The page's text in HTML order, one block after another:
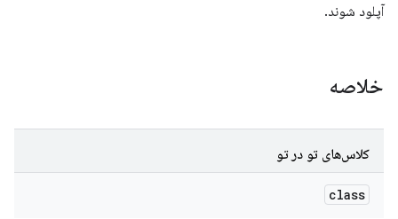
آپلود شوند.
خلاصه
کلاس‌های تو در تو
class